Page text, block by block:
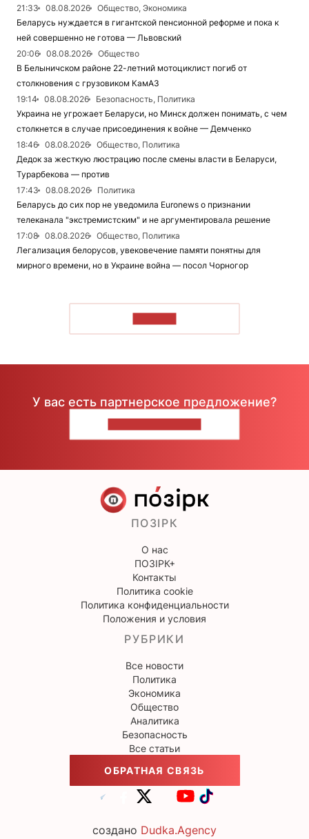
21:33
08.08.2026
Общество, Экономика
Беларусь нуждается в гигантской пенсионной реформе и пока к
ней совершенно не готова — Львовский
20:06
08.08.2026
Общество
В Белыничском районе 22-летний мотоциклист погиб от
столкновения с грузовиком КамАЗ
19:14
08.08.2026
Безопасность, Политика
Украина не угрожает Беларуси, но Минск должен понимать, с чем
столкнется в случае присоединения к войне — Демченко
18:46
08.08.2026
Общество, Политика
Дедок за жесткую люстрацию после смены власти в Беларуси,
Турарбекова — против
17:43
08.08.2026
Политика
Беларусь до сих пор не уведомила Euronews о признании
телеканала "экстремистским" и не аргументировала решение
17:08
08.08.2026
Общество, Политика
Легализация белорусов, увековечение памяти понятны для
мирного времени, но в Украине война — посол Чорногор
У вас есть партнерское предложение?
ПОЗІРК
О нас
ПОЗІРК+
Контакты
Политика cookie
Политика конфиденциальности
Положения и условия
РУБРИКИ
Все новости
Политика
Экономика
Общество
Аналитика
Безопасность
Все статьи
ОБРАТНАЯ СВЯЗЬ
создано Dudka.Agency